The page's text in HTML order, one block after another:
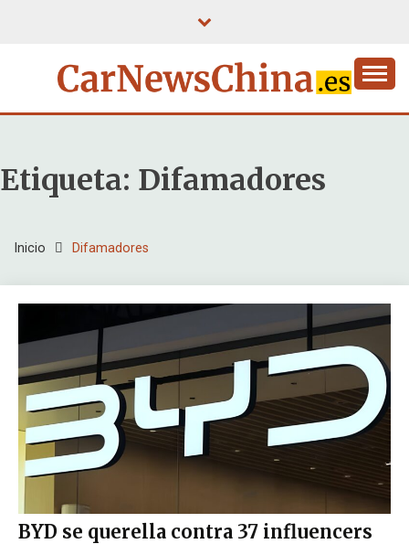
Etiqueta: Difamadores
Inicio Difamadores
BYD se querella contra 37 influencers